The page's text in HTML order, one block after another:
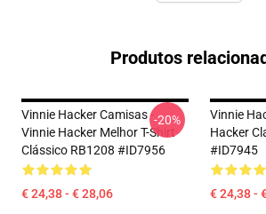
Produtos
Vinnie Hacker Camisas -
Vinnie Hacker Melhor T-Shirt
Clássico RB1208 #ID7956
€ 24,38 - € 28,06
-20%
Vinnie
Hacker
#ID7945
€ 24,38 -